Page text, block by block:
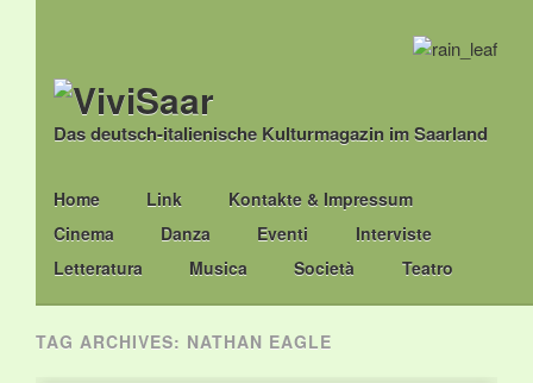
Das deutsch-italienische Kulturmagazin im Saarland
Main menu
Skip
to
content
Home Link
Kontakte & Impressum
Cinema
Danza Eventi
Interviste
Letteratura
Musica Società Teatro
TAG ARCHIVES: NATHAN EAGLE